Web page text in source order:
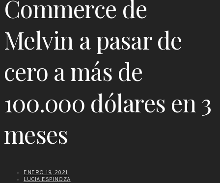
Commerce de
Melvin a pasar de
cero a más de
100.000 dólares en 3
meses
ENERO 19, 2021
LUCIA ESPINOZA